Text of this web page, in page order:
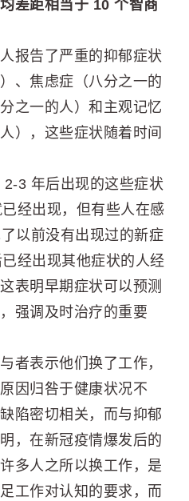
差距相当于 10 个智商
报告了严重的抑郁症状
、焦虑症（八分之一的
之一的人）和主观记忆
），这些症状随着时间
3 年后出现的这些症状
经出现，但有些人在感
以前没有出现过的新症
经出现其他​​症状的人经
表明早期症状可以预测
强调及时治疗的重要
者表示他们换了工作，
因归咎于健康状况不
陷密切相关，而与抑郁
，在新冠疫情爆发后的
多人之所以换工作，是
工作对认知的要求，而